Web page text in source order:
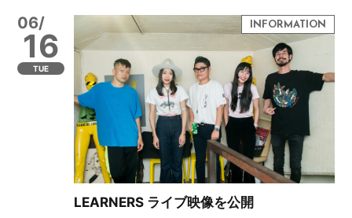
06/
16
TUE
LEARNERS ライブ映像を公開